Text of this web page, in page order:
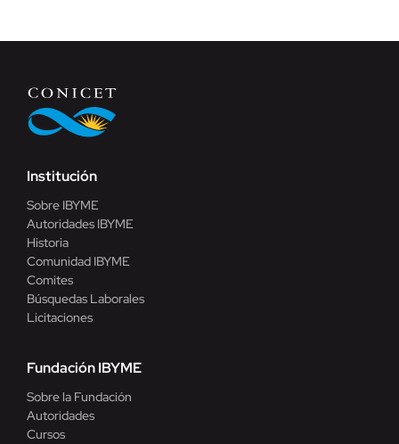
Institución
Sobre IBYME
Autoridades IBYME
Historia
Comunidad IBYME
Comites
Búsquedas Laborales
Licitaciones
Fundación IBYME
Sobre la Fundación
Autoridades
Cursos